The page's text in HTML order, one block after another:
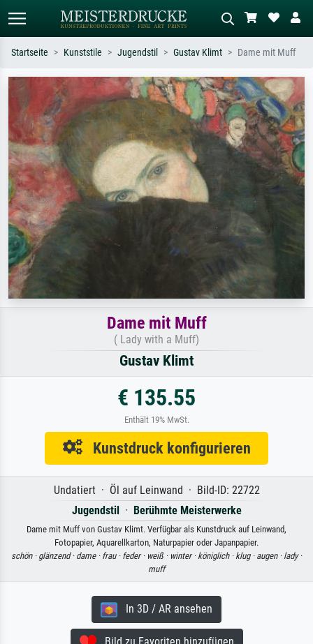
Standardsuche KI-Bildersuche
Suchen Sie nach Künstlern, Werktiteln
oder Stilen – z.B. Monet,
Sternennacht, Impressionismus, Welle
Hokusai, Akt.
Beschreiben Sie die Szene – z.B. Grüne
Wiese, Abstrakt mit viel Rot, Dunkles
Ölgemälde, Stehender Akt neben einem
Baum.
Startseite Kunststile Jugendstil Gustav Klimt Dame mit Muff
Dame mit Muff
( Lady with a Muff)
Gustav Klimt
€ 135.55
Enthält 19% MwSt.
Kunstdruck konfigurieren
Undatiert · Öl auf Leinwand · Bild-ID: 22722
Jugendstil· Berühmte Meisterwerke
Dame mit Muff von Gustav Klimt. Verfügbar als Kunstdruck auf Leinwand,
Fotopapier, Aquarellkarton, Naturpapier oder Japanpapier.
schön · glänzend · dame · frau · feder · weiß · winter · königlich · klug · augen · lady ·
muff
In 3D / AR ansehen